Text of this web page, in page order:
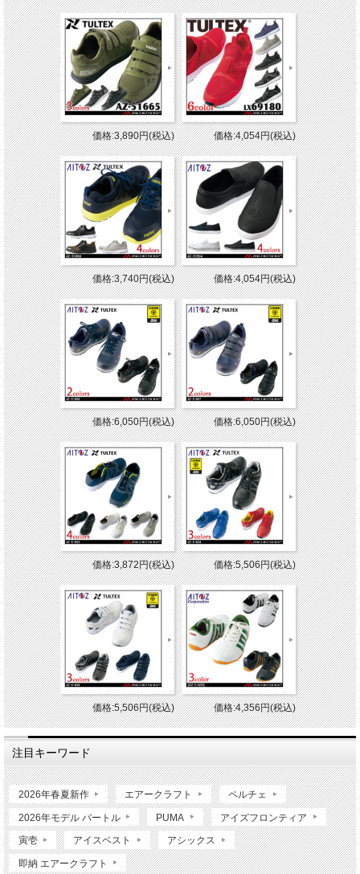
価格:3,890円(税込) 価格:4,054円(税込)
価格:3,740円(税込) 価格:4,054円(税込)
価格:6,050円(税込) 価格:6,050円(税込)
価格:3,872円(税込) 価格:5,506円(税込)
価格:5,506円(税込) 価格:4,356円(税込)
注目キーワード
2026年春夏新作 エアークラフト ペルチェ
2026年モデル バートル PUMA アイズフロンティア
寅壱 アイスベスト アシックス
即納 エアークラフト